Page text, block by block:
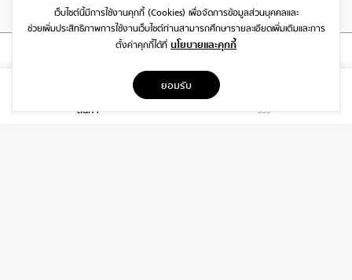
สินค้า รีวิว
1999/26 โครงการ DISTRICT SRIWARA ถ.ศรีวรา พลับพลา วังทองหลาง
กรุงเทพฯ 10310
เว็บไซต์นี้มีการใช้งานคุกกี้ (Cookies) เพื่อจัดการข้อมูลส่วนบุคคลและ
ช่วยเพิ่มประสิทธิภาพการใช้งานเว็บไซต์ท่านสามารถศึกษารายละเอียดเพิ่มเติมและการ
ตั้งค่าคุกกี้ได้ที่ นโยบายและคุกกี้
ยอมรับ